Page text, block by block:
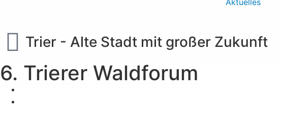
Aktuelles
Trier - Alte Stadt mit großer Zukunft
6. Trierer Waldforum